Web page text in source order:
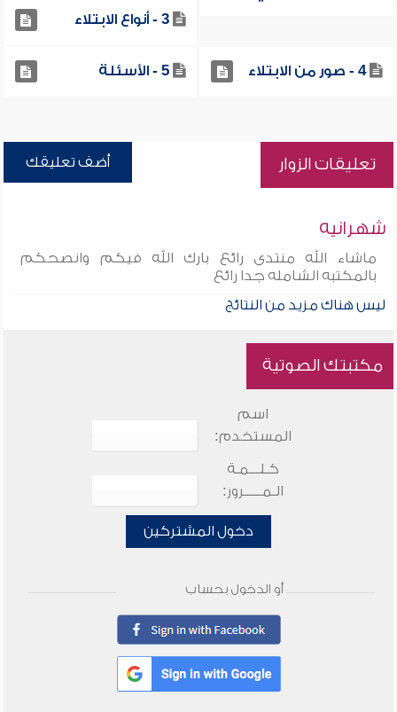
3 - أنواع الابتلاء
4 - صور من الابتلاء 5 - الأسئلة
تعليقات الزوار أضف تعليقك
شهرانيه
ماشاء الله منتدى رائع بارك الله فيكم وانصحكم
بالمكتبه الشامله جدا رائع
ليس هناك مزيد من النتائج
مكتبتك الصوتية
اسم
المستخدم:
كـلـــمـة
الـمـــــرور:
دخول المشتركين
أو الدخول بحساب